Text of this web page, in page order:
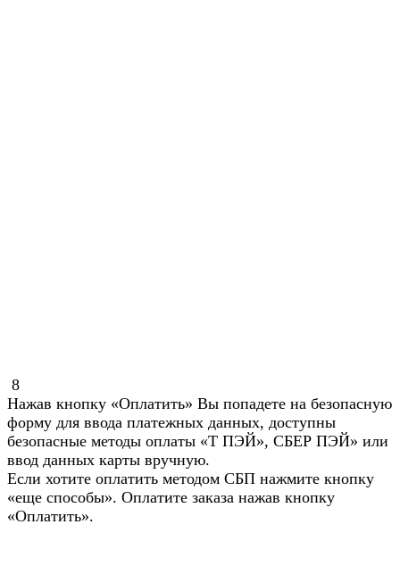
8
Нажав кнопку «Оплатить» Вы попадете на безопасную
форму для ввода платежных данных, доступны
безопасные методы оплаты «Т ПЭЙ», СБЕР ПЭЙ» или
ввод данных карты вручную.
Если хотите оплатить методом СБП нажмите кнопку
«еще способы». Оплатите заказа нажав кнопку
«Оплатить».